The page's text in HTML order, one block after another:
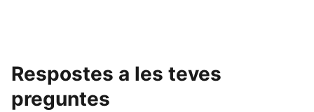
Respostes a les teves
preguntes